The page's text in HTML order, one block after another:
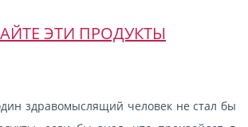
ЭТИ ПРОДУКТЫ
здравомыслящий человек не стал бы